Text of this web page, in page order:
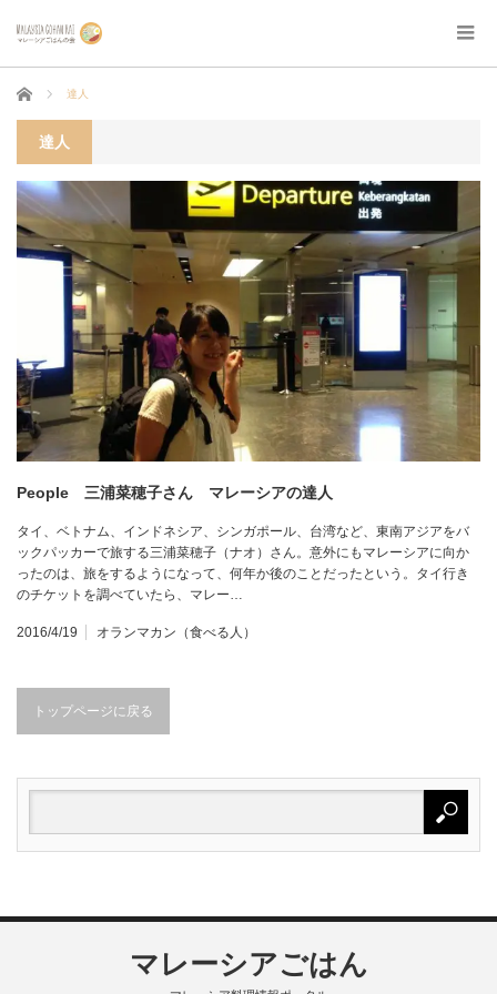
ホーム 達人
達人
People 三浦菜穂子さん マレーシアの達人
タイ、ベトナム、インドネシア、シンガポール、台湾など、東南アジアをバ
ックパッカーで旅する三浦菜穂子（ナオ）さん。意外にもマレーシアに向か
ったのは、旅をするようになって、何年か後のことだったという。タイ行き
のチケットを調べていたら、マレー…
2016/4/19 オランマカン（食べる人）
トップページに戻る
マレーシアごはん